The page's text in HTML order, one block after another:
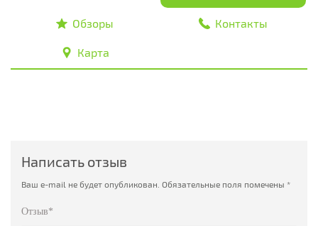
Обзоры Контакты
Карта
Написать отзыв
Ваш e-mail не будет опубликован. Обязательные поля помечены *
Отзыв*